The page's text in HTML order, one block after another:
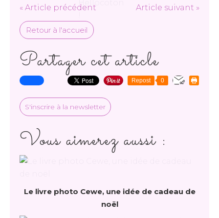
« Article précédent Article suivant »
Retour à l'accueil
Partager cet article
Repost 0
S'inscrire à la newsletter
Vous aimerez aussi :
Le livre photo Cewe, une idée de cadeau de
noël